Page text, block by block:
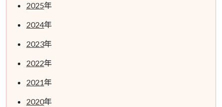
2025年
2024年
2023年
2022年
2021年
2020年